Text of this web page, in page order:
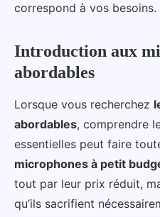
correspond à vos besoins.
Introduction aux
abordables
Lorsque vous recherchez
abordables, comprendre
essentielles peut faire
microphones à petit
tout par leur prix réduit,
qu’ils sacrifient